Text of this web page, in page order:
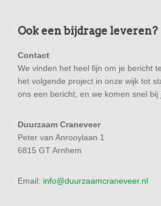
Ook een bijdrage leveren?
Contact
We vinden het heel fijn om je bericht
het volgende project in onze wijk tot
ons een bericht, en we komen snel bij
Duurzaam Craneveer
Peter van Anrooylaan 1
6815 GT Arnhem
Email: info@duurzaamcraneveer.nl